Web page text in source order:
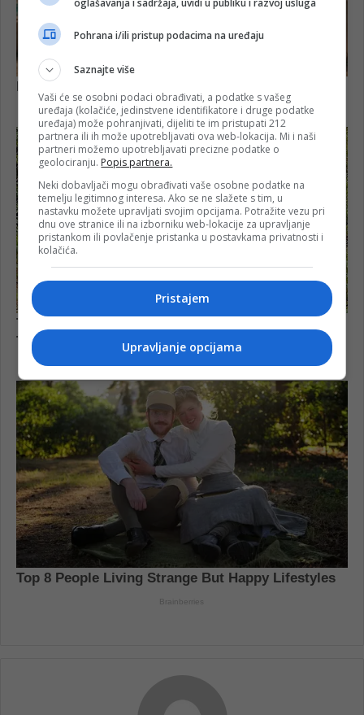
Pohrana i/ili pristup podacima na uređaju
Saznajte više
Vaši će se osobni podaci obrađivati, a podatke s vašeg
uređaja (kolačiće, jedinstvene identifikatore i druge podatke
uređaja) može pohranjivati, dijeliti te im pristupati 212
partnera ili ih može upotrebljavati ova web-lokacija. Mi i naši
partneri možemo upotrebljavati precizne podatke o
geolociranju. Popis partnera.
Neki dobavljači mogu obrađivati vaše osobne podatke na
temelju legitimnog interesa. Ako se ne slažete s tim, u
nastavku možete upravljati svojim opcijama. Potražite vezu pri
dnu ove stranice ili na izborniku web-lokacije za upravljanje
pristankom ili povlačenje pristanka u postavkama privatnosti i
kolačića.
Pristajem
Upravljanje opcijama